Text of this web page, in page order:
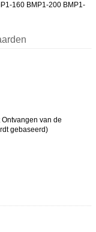
160 BMP1-200 BMP1-
van de
gebaseerd)